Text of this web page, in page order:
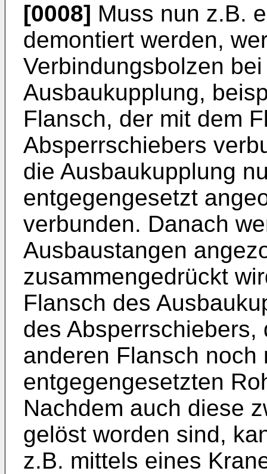
[0008] Muss nun z.B.
demontiert werden,
Verbindungsbolzen
Ausbaukupplung,
Flansch, der mit dem
Absperrschiebers
die Ausbaukupplung
entgegengesetzt
verbunden. Danach
Ausbaustangen
zusammengedrückt
Flansch des
des
anderen Flansch noch
entgegengesetzten
Nachdem auch diese
gelöst worden sind,
z.B. mittels eines